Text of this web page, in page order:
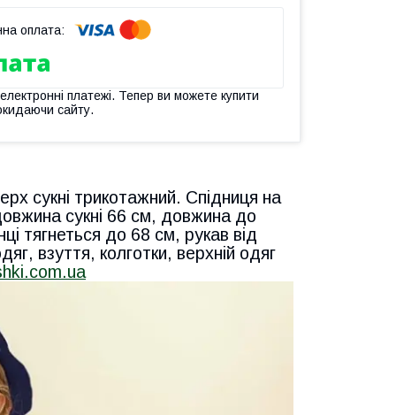
платежі. Тепер ви можете купити
сайту.
сукні трикотажний. Спідниця на
сукні 66 см, довжина до
тягнеться до 68 см, рукав від
взуття, колготки, верхній одяг